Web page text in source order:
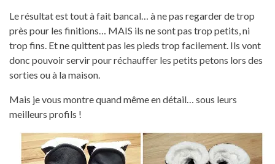
Le résultat est tout à fait bancal… à ne pas regarder de trop
près pour les finitions… MAIS ils ne sont pas trop petits, ni
trop fins. Et ne quittent pas les pieds trop facilement. Ils vont
donc pouvoir servir pour réchauffer les petits petons lors des
sorties ou à la maison.
Mais je vous montre quand même en détail… sous leurs
meilleurs profils !